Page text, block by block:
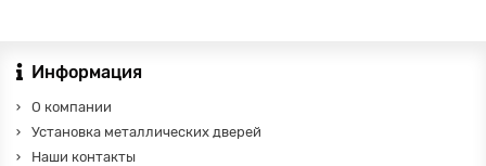
Информация
О компании
Установка металлических дверей
Наши контакты